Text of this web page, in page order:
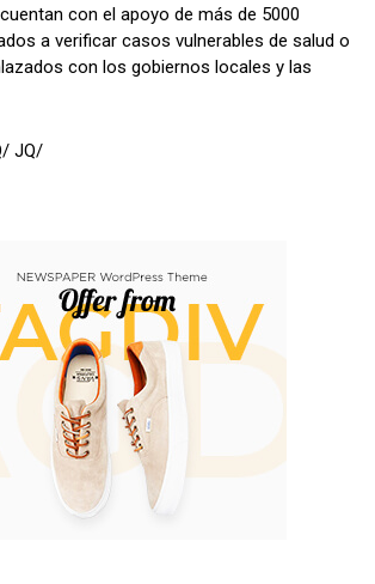
con el apoyo de más de 5000
a verificar casos vulnerables de salud o
con los gobiernos locales y las
JQ/